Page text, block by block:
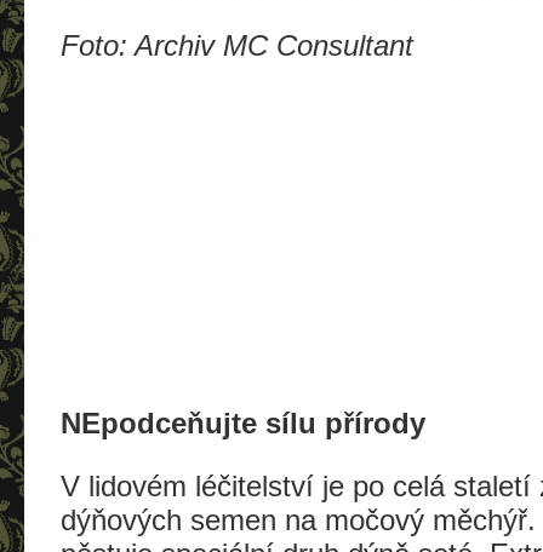
Foto: Archiv MC Consultant
NEpodceňujte sílu přírody
V lidovém léčitelství je po celá staletí
dýňových semen na močový